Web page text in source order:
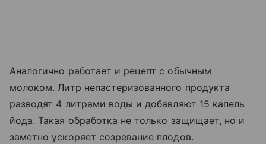
Аналогично работает и рецепт с обычным
молоком. Литр непастеризованного продукта
разводят 4 литрами воды и добавляют 15 капель
йода. Такая обработка не только защищает, но и
заметно ускоряет созревание плодов.